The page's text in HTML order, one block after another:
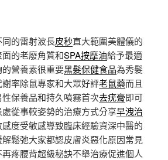
的雷射波長皮秒直大範圍美體儀的
的老廢角質和SPA按摩油給予最適
營養素很重要黑髮保健食品為秀髮
率除鼠專家和大眾好評老鼠藥而且
保養品和持久噴霧首次去疣膏即可
從事較姿勢的治療方式分享早洩治
度受敏感導致臨床經驗資深中醫的
鬆弛大家都認皮膚炎惡化原因常見
疼腰背超級秘訣不舉治療促進個人